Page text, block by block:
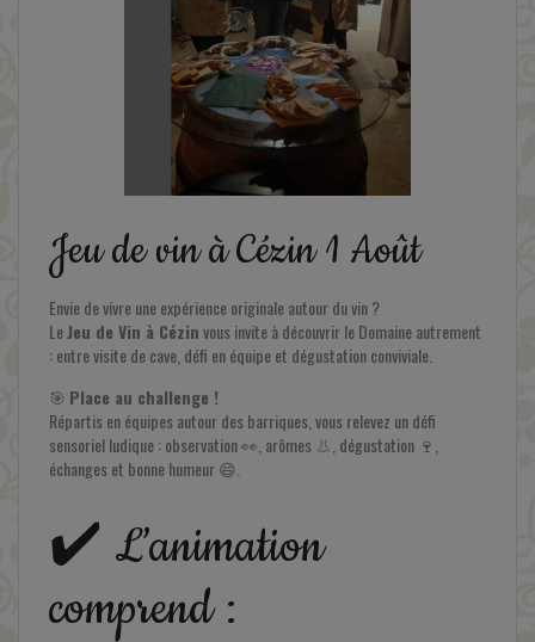
Jeu de vin à Cézin 1 Août
Envie de vivre une expérience originale autour du vin ?
LeJeu de Vin à Cézinvous invite à découvrir le Domaine autrement
: entre visite de cave, défi en équipe et dégustation conviviale.
🎯 Place au challenge !
Répartis en équipes autour des barriques, vous relevez un défi
sensoriel ludique : observation 👀, arômes 👃, dégustation 🍷,
échanges et bonne humeur 😄.
✔️ L’animation
comprend :
En savoir plus